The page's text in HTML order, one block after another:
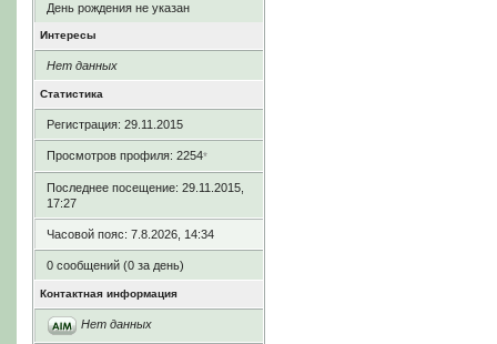
День рождения не указан
Интересы
Нет данных
Статистика
Регистрация: 29.11.2015
Просмотров профиля: 2254*
Последнее посещение: 29.11.2015,
17:27
Часовой пояс: 7.8.2026, 14:34
0 сообщений (0 за день)
Контактная информация
Нет данных